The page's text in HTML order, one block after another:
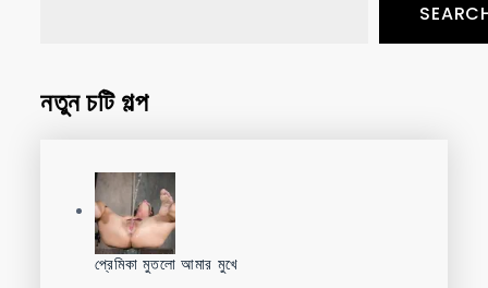
নতুন চটি গল্প
প্রেমিকা মুতলো আমার মুখে